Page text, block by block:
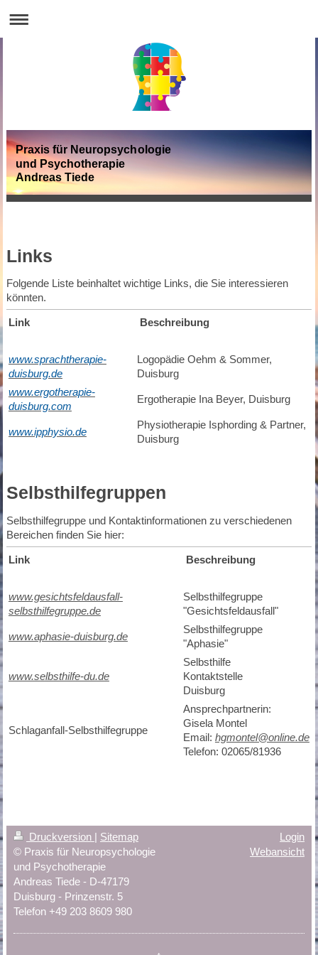
Praxis für Neuropsychologie
und Psychotherapie
Andreas Tiede
Links
Folgende Liste beinhaltet wichtige Links, die Sie interessieren
könnten.
Link Beschreibung
www.sprachtherapie-
duisburg.de
Logopädie Oehm & Sommer,
Duisburg
www.ergotherapie-
duisburg.com
Ergotherapie Ina Beyer, Duisburg
www.ipphysio.de
Physiotherapie Isphording & Partner,
Duisburg
Selbsthilfegruppen
Selbsthilfegruppe und Kontaktinformationen zu verschiedenen
Bereichen finden Sie hier:
Link Beschreibung
www.gesichtsfeldausfall-
selbsthilfegruppe.de
Selbsthilfegruppe
"Gesichtsfeldausfall"
www.aphasie-duisburg.de
Selbsthilfegruppe
"Aphasie"
www.selbsthilfe-du.de
Selbsthilfe
Kontaktstelle
Duisburg
Schlaganfall-Selbsthilfegruppe
Ansprechpartnerin:
Gisela Montel
Email: hgmontel@online.de
Telefon: 02065/81936
Druckversion | Sitemap
© Praxis für Neuropsychologie
und Psychotherapie
Andreas Tiede - D-47179
Duisburg - Prinzenstr. 5
Telefon +49 203 8609 980
Login
Webansicht